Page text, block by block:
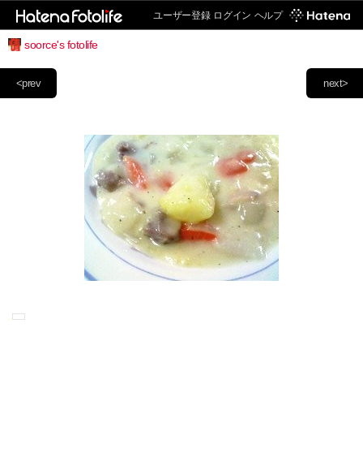
ユーザー登録 ログイン ヘルプ
soorce's fotolife
next>
<prev